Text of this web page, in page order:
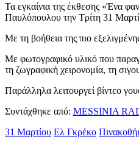
Τα εγκαίνια της έκθεσης «Ένα
Παυλόπουλου την Τρίτη 31
Με τη βοήθεια της πιο
Με φωτογραφικό υλικό που
τη ζωγραφική χειρονομία, τη
Παράλληλα λειτουργεί βίντεο
Συντάχθηκε από: MESSINIA
31 Μαρτίου Ελ Γκρέκο